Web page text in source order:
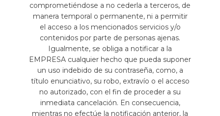
comprometiéndose a no cederla a terceros, de
manera temporal o permanente, ni a permitir
el acceso a los mencionados servicios y/o
contenidos por parte de personas ajenas.
Igualmente, se obliga a notificar a la
EMPRESA cualquier hecho que pueda suponer
un uso indebido de su contraseña, como, a
título enunciativo, su robo, extravío o el acceso
no autorizado, con el fin de proceder a su
inmediata cancelación. En consecuencia,
mientras no efectúe la notificación anterior, la